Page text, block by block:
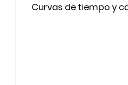
Curvas de tiempo y